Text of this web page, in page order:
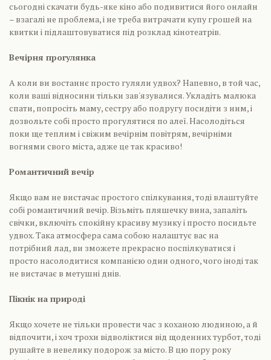
сьогодні скачати будь-яке кіно або подивитися його онлайн
– взагалі не проблема, і не треба витрачати купу грошей на
квитки і підлаштовуватися під розклад кінотеатрів.
Вечірня прогулянка
А коли ви востаннє просто гуляли удвох? Напевно, в той час,
коли ваші відносини тільки зав'язувалися. Укладіть малюка
спати, попросіть маму, сестру або подругу посидіти з ним, і
дозвольте собі просто прогулятися по алеї. Насолодіться
поки ще теплим і свіжим вечірнім повітрям, вечірніми
вогнями свого міста, адже це так красиво!
Романтичний вечір
Якщо вам не вистачає простого спілкування, тоді влаштуйте
собі романтичний вечір. Візьміть пляшечку вина, запаліть
свічки, включіть спокійну красиву музику і просто посидьте
удвох. Така атмосфера сама собою налаштує вас на
потрібний лад, ви зможете прекрасно поспілкуватися і
просто насолодитися компанією один одного, чого іноді так
не вистачає в метушні днів.
Пікнік на природі
Якщо хочете не тільки провести час з коханою людиною, а й
відпочити, і хоч трохи відволіктися від щоденних турбот, тоді
рушайте в невелику подорож за місто. В цю пору року